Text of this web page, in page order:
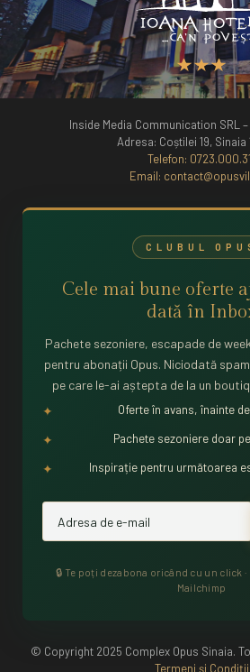
Inside Media Communication SRL –
Adresa: Coștilei 19, Sinaia
Telefon:
Email:
CLUBUL
Cele mai bune oferte
dată în
Pachete sezoniere, escapade de
pentru abonații Opus. Niciodată
pe care le-ai aștepta de la un
✦
Oferte în avans, înainte
✦
Pachete sezoniere doar
✦
Inspirație pentru următoarea
🔒 Te poți dezabona oricând cu un click
Mailchimp
© Copyright 2025 Complex Opus Sinaia.
Termeni şi Condiții